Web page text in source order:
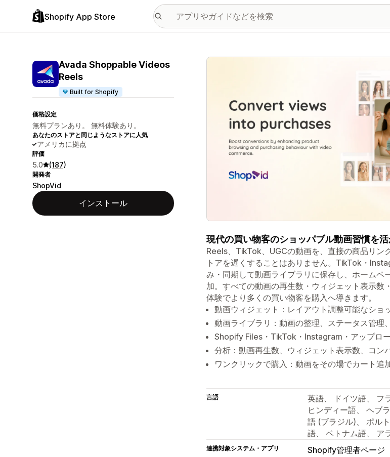
Shopify App Store
Avada Shoppable Videos
Reels
Built for Shopify
価格設定
無料プランあり。 無料体験あり。
あなたのストアと同じようなストアに人気
アメリカに拠点
評価
5.0 (187)
開発者
ShopVid
インストール
特集の画像ギャラリー
現代の買い物客のショッパブル動画習慣を
Reels、TikTok、UGCの動画を、直接の商品リン
トアを遅くすることはありません。TikTok・
み・同期して動画ライブラリに保存し、ホームペ
加。すべての動画の再生数・ウィジェット表示
体験でより多くの買い物客を購入へ導きます。
動画ウィジェット：レイアウト調整可能なショ
動画ライブラリ：動画の整理、ステータス管理
Shopify Files・TikTok・Instagram・アップロ
分析：動画再生数、ウィジェット表示数、コン
ワンクリックで購入：動画をその場でカート追
言語
英語、 ドイツ語、 フ
ヒンディー語、 ヘブ
語 (ブラジル)、 ポル
語、 ベトナム語、 ア
連携対象システム・アプリ Shopify管理者ページ